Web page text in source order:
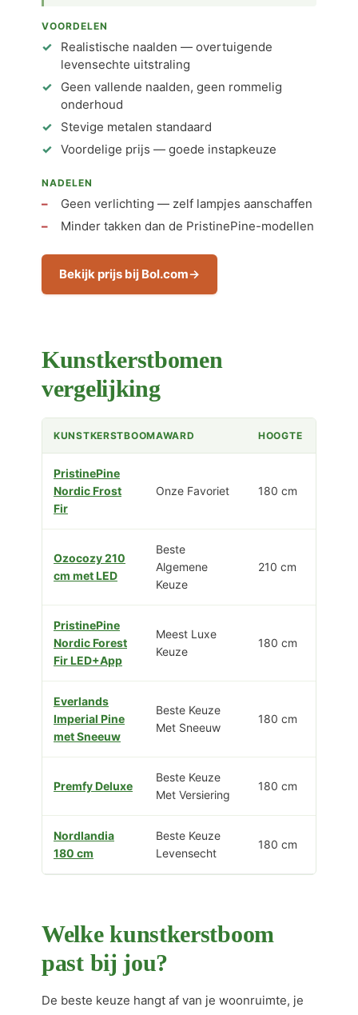
VOORDELEN
Realistische naalden — overtuigende
levensechte uitstraling
Geen vallende naalden, geen rommelig
onderhoud
Stevige metalen standaard
Voordelige prijs — goede instapkeuze
NADELEN
Geen verlichting — zelf lampjes aanschaffen
Minder takken dan de PristinePine-modellen
Bekijk prijs bij Bol.com
Kunstkerstbomen
vergelijking
KUNSTKERSTBOOMAWARD HOOGTE
PristinePine
Nordic Frost
Fir
Onze Favoriet 180 cm
Ozocozy 210
cm met LED
Beste
Algemene
Keuze
210 cm
PristinePine
Nordic Forest
Fir LED+App
Meest Luxe
Keuze
180 cm
Everlands
Imperial Pine
met Sneeuw
Beste Keuze
Met Sneeuw
180 cm
Premfy Deluxe
Beste Keuze
Met Versiering
180 cm
Nordlandia
180 cm
Beste Keuze
Levensecht
180 cm
Welke kunstkerstboom
past bij jou?
De beste keuze hangt af van je woonruimte, je